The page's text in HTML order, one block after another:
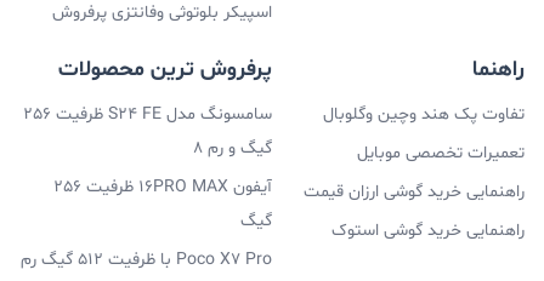
اسپیکر بلوتوثی وفانتزی پرفروش
راهنما
تفاوت پک هند وچین وگلوبال
تعمیرات تخصصی موبایل
راهنمایی خرید گوشی ارزان قیمت
راهنمایی خرید گوشی استوک
پرفروش ترین محصولات
سامسونگ مدل S24 FE ظرفیت 256
گیگ و رم 8
آیفون 16PRO MAX ظرفیت 256
گیگ
Poco X7 Pro با ظرفیت 512 گیگ رم